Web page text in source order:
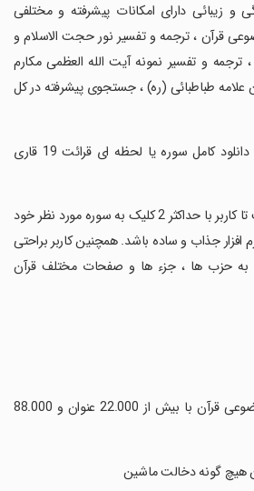
و زیبائی دارای امکانات پیشرفته و مختلفی
قرآن ، ترجمه و تفسیر نور حجت الاسلام و
ترجمه و تفسیر نمونه آیت الله العظمی مکارم
علامه طباطبائی (ره) ، جستجوی پیشرفته در کل
‏قرآن آوای نور امکان ویژگی دانلود کامل سوره یا لحظه ای قرائت 19 قاری
‏در این قرآن سعی شده است تا کاربر با حداکثر 2 کلیک به سوره مورد نظر خود
جذاب و ساده باشد. همچنین کاربر براحتی
به حزب ها ، جزء ها و صفحات مختلف قرآن
‏✅ جامع ترین دانشنامه موضوعی قرآن با بیش از 22.000 عنوان و 88.000
هیچ گونه دخالت ماشین